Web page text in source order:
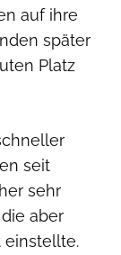
auf ihre
später
Platz
seit
sehr
aber
einstellte.